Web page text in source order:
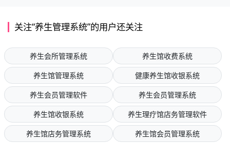
关注“养生管理系统”的用户还关注
养生会所管理系统
养生馆收费系统
养生馆管理系统
健康养生馆收银系统
养生会员管理软件
养生会员管理系统
养生馆收银系统
养生理疗馆店务管理软件
养生馆店务管理系统
养生馆会员管理系统